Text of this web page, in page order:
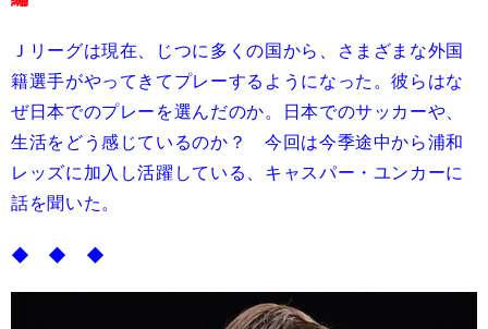
Ｊリーグは現在、じつに多くの国から、さまざまな外国
籍選手がやってきてプレーするようになった。彼らはな
ぜ日本でのプレーを選んだのか。日本でのサッカーや、
生活をどう感じているのか？ 今回は今季途中から浦和
レッズに加入し活躍している、キャスパー・ユンカーに
話を聞いた。
◆ ◆ ◆